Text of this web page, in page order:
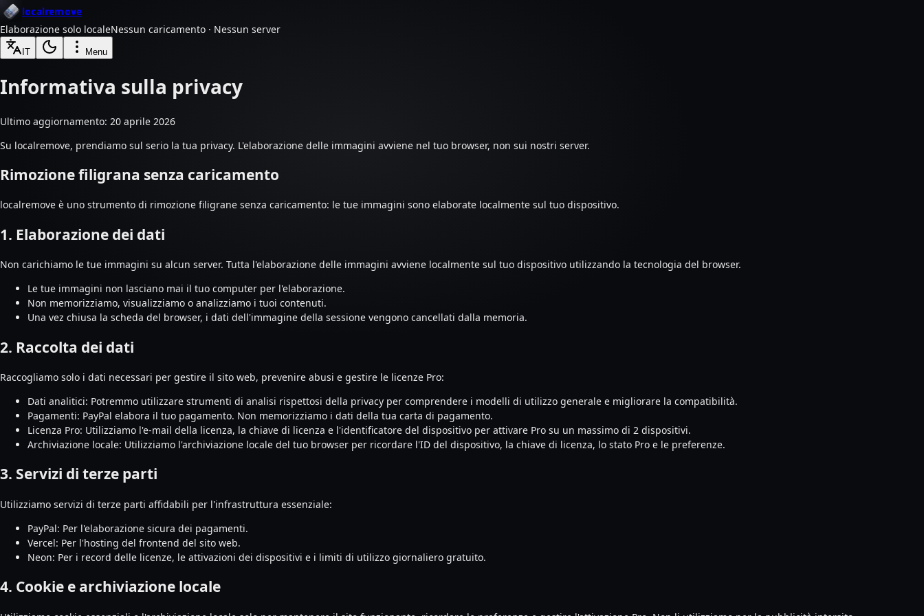
localremove
Elaborazione solo localeNessun caricamento · Nessun server
IT Menu
Informativa sulla privacy
Ultimo aggiornamento: 20 aprile 2026
Su localremove, prendiamo sul serio la tua privacy. L'elaborazione delle immagini avviene nel tuo browser, non sui nostri server.
Rimozione filigrana senza caricamento
localremove è uno strumento di rimozione filigrane senza caricamento: le tue immagini sono elaborate localmente sul tuo dispositivo.
1. Elaborazione dei dati
Non carichiamo le tue immagini su alcun server. Tutta l'elaborazione delle immagini avviene localmente sul tuo dispositivo utilizzando la tecnologia del browser.
Le tue immagini non lasciano mai il tuo computer per l'elaborazione.
Non memorizziamo, visualizziamo o analizziamo i tuoi contenuti.
Una vez chiusa la scheda del browser, i dati dell'immagine della sessione vengono cancellati dalla memoria.
2. Raccolta dei dati
Raccogliamo solo i dati necessari per gestire il sito web, prevenire abusi e gestire le licenze Pro:
Dati analitici: Potremmo utilizzare strumenti di analisi rispettosi della privacy per comprendere i modelli di utilizzo generale e migliorare la compatibilità.
Pagamenti: PayPal elabora il tuo pagamento. Non memorizziamo i dati della tua carta di pagamento.
Licenza Pro: Utilizziamo l'e-mail della licenza, la chiave di licenza e l'identificatore del dispositivo per attivare Pro su un massimo di 2 dispositivi.
Archiviazione locale: Utilizziamo l'archiviazione locale del tuo browser per ricordare l'ID del dispositivo, la chiave di licenza, lo stato Pro e le preferenze.
3. Servizi di terze parti
Utilizziamo servizi di terze parti affidabili per l'infrastruttura essenziale:
PayPal: Per l'elaborazione sicura dei pagamenti.
Vercel: Per l'hosting del frontend del sito web.
Neon: Per i record delle licenze, le attivazioni dei dispositivi e i limiti di utilizzo giornaliero gratuito.
4. Cookie e archiviazione locale